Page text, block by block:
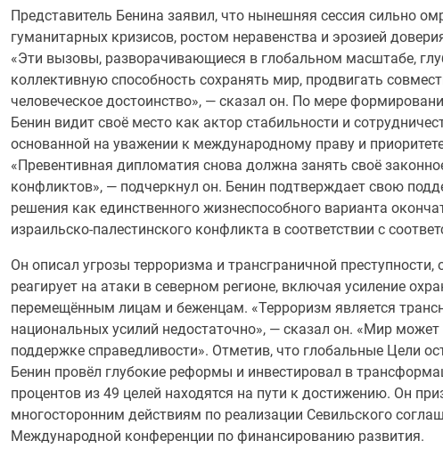
Представитель Бенина заявил, что нынешняя сессия сильно
гуманитарных кризисов, ростом неравенства и эрозией
«Эти вызовы, разворачивающиеся в глобальном масштабе,
коллективную способность сохранять мир, продвигать
человеческое достоинство», — сказал он. По мере
Бенин видит своё место как актор стабильности и
основанной на уважении к международному праву и
«Превентивная дипломатия снова должна занять своё
конфликтов», — подчеркнул он. Бенин подтверждает свою
решения как единственного жизнеспособного варианта
израильско-палестинского конфликта в соответствии с
Он описал угрозы терроризма и трансграничной
реагирует на атаки в северном регионе, включая усиление
перемещённым лицам и беженцам. «Терроризм является
национальных усилий недостаточно», — сказал он. «Мир
поддержке справедливости». Отметив, что глобальные Цели
Бенин провёл глубокие реформы и инвестировал в
процентов из 49 целей находятся на пути к достижению. Он
многосторонним действиям по реализации Севильского
Международной конференции по финансированию развития.